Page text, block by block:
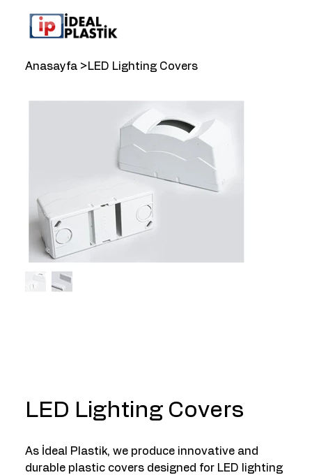
Anasayfa >LED Lighting Covers
LED Lighting Covers
As İdeal Plastik, we produce innovative and
durable plastic covers designed for LED lighting